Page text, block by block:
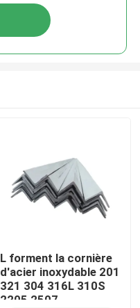
L forment la cornière
d'acier inoxydable 201
321 304 316L 310S
2205 2507